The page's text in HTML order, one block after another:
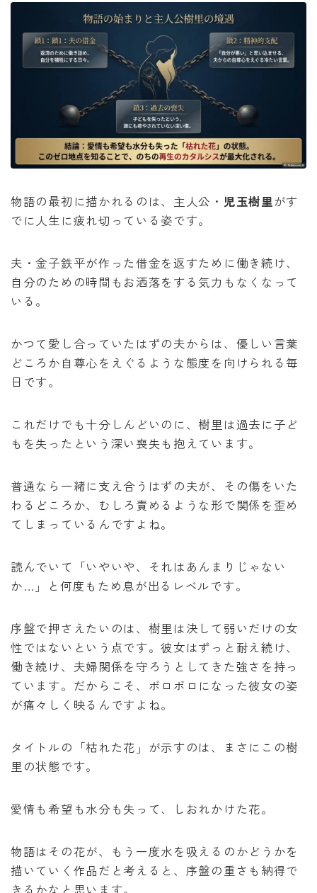
物語の最初に描かれるのは、主人公・ 児玉樹里がす
でに人生に疲れ切っている姿です。
夫・金子鉄平が作った借金を返すために働き続け、
自分のための時間もお洒落をする気力もなくなって
いる。
かつて愛し合っていたはずの夫からは、優しい言葉
どころか自尊心をえぐるような態度を向けられる毎
日です。
これだけでも十分しんどいのに、樹里は過去に子ど
もを失ったという深い喪失も抱えています。
普通なら一緒に支え合うはずの夫が、その傷をいた
わるどころか、むしろ責めるような形で関係を歪め
てしまっているんですよね。
読んでいて「いやいや、それはあんまりじゃない
か…」と何度もため息が出るレベルです。
序盤で押さえたいのは、樹里は決して弱いだけの女
性ではないという点です。彼女はずっと耐え続け、
働き続け、夫婦関係を守ろうとしてきた強さを持っ
ています。だからこそ、ボロボロになった彼女の姿
が痛々しく映るんですよね。
タイトルの「枯れた花」が示すのは、まさにこの樹
里の状態です。
愛情も希望も水分も失って、しおれかけた花。
物語はその花が、もう一度水を吸えるのかどうかを
描いていく作品だと考えると、序盤の重さも納得で
きるかなと思います。